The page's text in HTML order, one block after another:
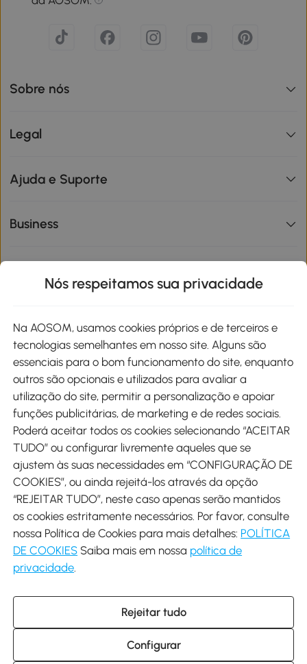
Sobre nós
Legal
Ajuda e Suporte
Business
Métodos de pagamento
Envio
Descarregar Aosom App
Google Play
+34 931 294 512 (Seg-Sex das 7:30 às 16:30h)
info@aosom.pt
C/ Roc Gros, nº 15. 08550 Els Hostalets de Balenyà (Barcelona),
Espanha
Nós respeitamos sua privacidade
Na AOSOM, usamos cookies próprios e de terceiros e
tecnologias semelhantes em nosso site. Alguns são
essenciais para o bom funcionamento do site, enquanto
outros são opcionais e utilizados para avaliar a
utilização do site, permitir a personalização e apoiar
funções publicitárias, de marketing e de redes sociais.
Poderá aceitar todos os cookies selecionando “ACEITAR
TUDO” ou configurar livremente aqueles que se
ajustem às suas necessidades em “CONFIGURAÇÃO DE
COOKIES”, ou ainda rejeitá-los através da opção
“REJEITAR TUDO”, neste caso apenas serão mantidos
os cookies estritamente necessários. Por favor, consulte
nossa Política de Cookies para mais detalhes: POLÍTICA
DE COOKIES Saiba mais em nossa política de
privacidade
Rejeitar tudo
Configurar